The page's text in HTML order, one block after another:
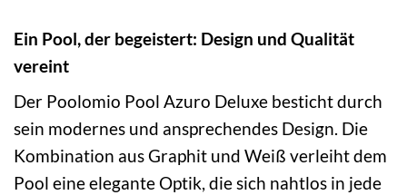
Ein Pool, der begeistert: Design und Qualität
vereint
Der Poolomio Pool Azuro Deluxe besticht durch
sein modernes und ansprechendes Design. Die
Kombination aus Graphit und Weiß verleiht dem
Pool eine elegante Optik, die sich nahtlos in jede